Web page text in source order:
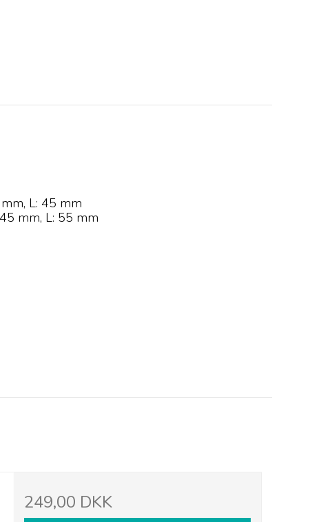
L: 45 mm
mm, L: 55 mm
249,00 DKK